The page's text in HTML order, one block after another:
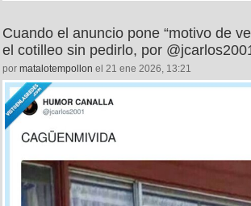
Cuando el anuncio pone “motivo de
el cotilleo sin pedirlo, por
por matalotempollon el 21 ene 2026, 13:21